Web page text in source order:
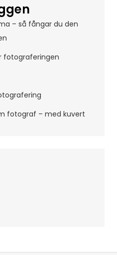
– så fångar du den
fotograferingen
fotograf – med kuvert